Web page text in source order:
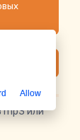
mp3 или
Allow